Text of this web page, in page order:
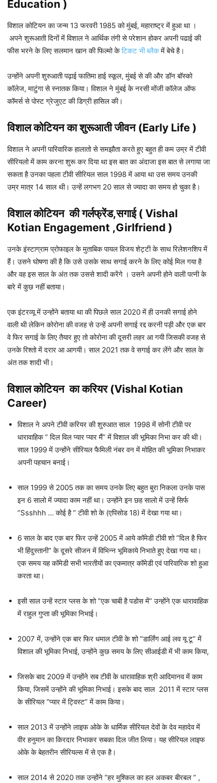
Education )
विशाल कोटियन का जन्म 13 फरवरी 1985 को मुंबई, महाराष्ट्र में हुआ था ।
अपने शुरूआती दिनों में विशाल ने आर्थिक तंगी से परेशान होकर अपनी पढाई की
फीस भरने के लिए सलमान खान की फिल्मो केटिकट भी ब्लैकमें बेचे है।
उन्होंने अपनी शुरुआती पढ़ाई फातिमा हाई स्कूल, मुंबई से की और डॉन बॉस्को
कॉलेज, माटुंगा से स्नातक किया। विशाल ने मुंबई के नरसी मोंजी कॉलेज ऑफ
कॉमर्स से पोस्ट ग्रेजुएट की डिग्री हासिल की।
विशाल कोटियन का शुरूआती जीवन (Early Life )
विशाल ने अपनी पारिवारिक हालातो से समझौता करते हुए बहुत ही कम उम्र में टीवी
सीरियलो में काम करना शुरू कर दिया था इस बात का अंदाजा इस बात से लगाया जा
सकता है उनका पहला टीवी सीरियल साल 1998 में आया था उस समय उनकी
उम्र मात्र 14 साल थी। उन्हें लगभग 20 साल से ज्यादा का समय हो चुका है।
विशाल कोटियन की गर्लफ्रेंड,सगाई ( Vishal
Kotian Engagement ,Girlfriend )
उनके इंस्टाग्राम प्रोफाइल के मुताबिक पायल विजय शेट्टी के साथ रिलेशनशिप में
हैं। उसने घोषणा की है कि उसे उसके साथ सगाई करने के लिए कोई मिल गया है
और वह इस साल के अंत तक उससे शादी करेंगे । उसने अपनी होने वाली पत्नी के
बारे में कुछ नहीं बताया।
एक इंटरव्यू में उन्होंने बताया था की पिछले साल 2020 में ही उनकी सगाई होने
वाली थी लेकिन कोरोना की वजह से उन्हें अपनी सगाई रद्द करनी पड़ी और एक बार
वे फिर सगाई के लिए तैयार हुए तो कोरोना की दूसरी लहर आ गयी जिसकी वजह से
उनके रिश्तो में दरार आ आगयी। साल 2021 तक वे सगाई कर लेंगे और साल के
अंत तक शादी भी।
विशाल कोटियन का करियर (Vishal Kotian
Career)
विशाल ने अपने टीवी करियर की शुरुआत साल 1998 में सोनी टीवी पर
धारावाहिक ” दिल विल प्यार प्यार मैं” में विशाल की भूमिका निभा कर की थी।
साल 1999 में उन्होंने सीरियल फैमिली नंबर वन में मोहित की भूमिका निभाकर
अपनी पहचान बनाई।
साल 1999 से 2005 तक का समय उनके लिए बहुत बुरा निकला उनके पास
इन 6 सालो में ज्यादा काम नहीं था। उन्होंने इन छह सालो में उन्हें सिर्फ
”Ssshhh … कोई है ” टीवी शो के (एपिसोड 18) में देखा गया था।
6 साल के बाद एक बार फिर उन्हें 2005 में आये कॉमेडी टीवी शो ”दिल है फिर
भी हिंदुस्तानी” के दूसरे सीजन में विभिन्न भूमिकाये निभाते हुए देखा गया था।
एक समय यह कॉमेडी सभी भारतीयों का एकमात्र कॉमेडी एवं पारिवारिक शो हुआ
करता था।
इसी साल उन्हें स्टार प्लस के शो ”एक चाबी है पडोस में” उन्होंने एक धारावाहिक
में राहुल गुप्ता की भूमिका निभाई।
2007 में, उन्होंने एक बार फिर धमाल टीवी के शो ”डार्लिंग आई लव यू टू” में
विशाल की भूमिका निभाई, उन्होंने कुछ समय के लिए सीआईडी ​​में भी काम किया,
जिसके बाद 2009 में उन्होंने सब टीवी के धारावाहिक श्री आदिमानव में काम
किया, जिसमें उन्होंने की भूमिका निभाई। इसके बाद साल 2011 में स्टार प्लस
के सीरियल ”प्यार में ट्विस्ट” में काम किया।
साल 2013 में उन्होंने लाइफ ओके के धार्मिक सीरियल देवों के देव महादेव में
वीर हनुमान का किरदार निभाकर सबका दिल जीत लिया। यह सीरियल लाइफ
ओके के बेहतरीन सीरियल्स में से एक है।
साल 2014 से 2020 तक उन्होंने ”हर मुश्किल का हल अकबर बीरबल ” ,